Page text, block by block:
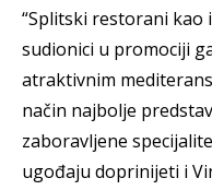
“Splitski restorani
sudionici u promociji
atraktivnim
način najbolje
zaboravljene
ugođaju doprinijeti i